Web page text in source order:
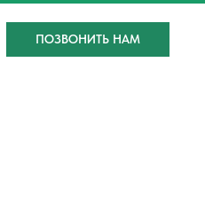
ПОЗВОНИТЬ НАМ